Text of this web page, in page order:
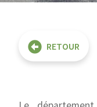
RETOUR